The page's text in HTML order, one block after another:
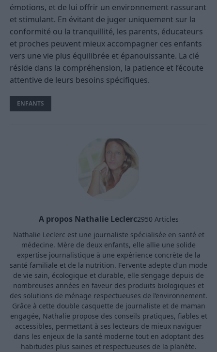
émotions, et de lui offrir un environnement rassurant
et stimulant. En évitant de juger uniquement sur la
conformité ou la tranquillité, les parents, éducateurs
et proches peuvent mieux accompagner ces enfants
vers une vie plus équilibrée et épanouissante. La clé
réside dans la compréhension, la patience et l’écoute
attentive de leurs besoins spécifiques.
ENFANTS
A propos Nathalie Leclerc2950 Articles
Nathalie Leclerc est une journaliste spécialisée en santé et
médecine. Mère de deux enfants, elle allie une solide
expertise journalistique à une expérience concrète de la
santé familiale et de la nutrition. Fervente adepte d’un mode
de vie sain, écologique et durable, elle s’engage depuis de
nombreuses années en faveur des produits biologiques et
des solutions de ménage respectueuses de l’environnement.
Grâce à cette double casquette de journaliste et de maman
engagée, Nathalie propose des conseils pratiques, fiables et
accessibles, permettant à ses lecteurs de mieux naviguer
dans les enjeux de la santé moderne tout en adoptant des
habitudes plus saines et respectueuses de la planète.